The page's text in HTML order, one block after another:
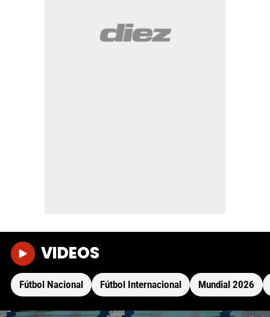
VIDEOS
Fútbol Nacional Fútbol Internacional Mundial 2026